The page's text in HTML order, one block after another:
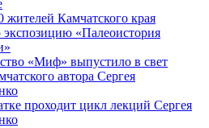
жителей Камчатского края
экспозицию «Палеоистория
«Миф» выпустило в свет
автора Сергея
проходит цикл лекций Сергея